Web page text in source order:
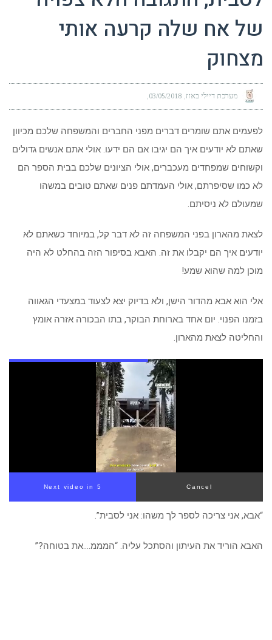
של אח שלה קרעה אותי
מצחוק
מערכת דיילי באזז 03/05/2018
לפעמים אתם שומרים דברים מפני החברים והמשפחה שלכם מכיוון
שאתם לא יודעים איך הם יגיבו אם הם ידעו. אולי אתם אנשים גדולים
וקשוחים שמפחדים מעכברים, אולי הציונים שלכם בבית הספר הם
לא כמו שסיפרתם, אולי העמדתם פנים שאתם טובים במשהו
שמעולם לא ניסיתם.
לצאת מהארון בפני המשפחה זה לא דבר קל, במיוחד כשאתם לא
יודעים איך הם יקבלו את זה. האבא בסיפור הזה בהחלט לא היה
מוכן למה שהוא שמע!
אלי הוא אבא מהדור הישן, ולא בדיוק יצא לצעוד במצעדי הגאווה
בזמנו הפנוי. יום אחד בארוחת הבוקר, בתו הבכורה אזרה אומץ
והחליטה לצאת מהארון.
Next video in 4 Cancel
“אבא, אני צריכה לספר לך משהו: אני לסבית”.
האבא הוריד את העיתון והסתכל עליה. “המממ….את בטוחה?”